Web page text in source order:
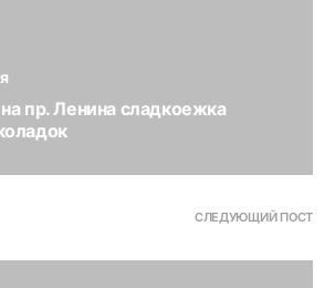
пр. Ленина сладкоежка
СЛЕДУЮЩИЙ ПОСТ